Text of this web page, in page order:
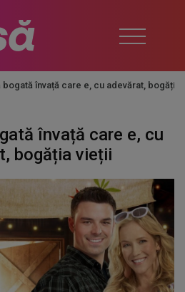
bogată învață care e, cu adevărat, bogăția
învață care e, cu
bogăția vieții